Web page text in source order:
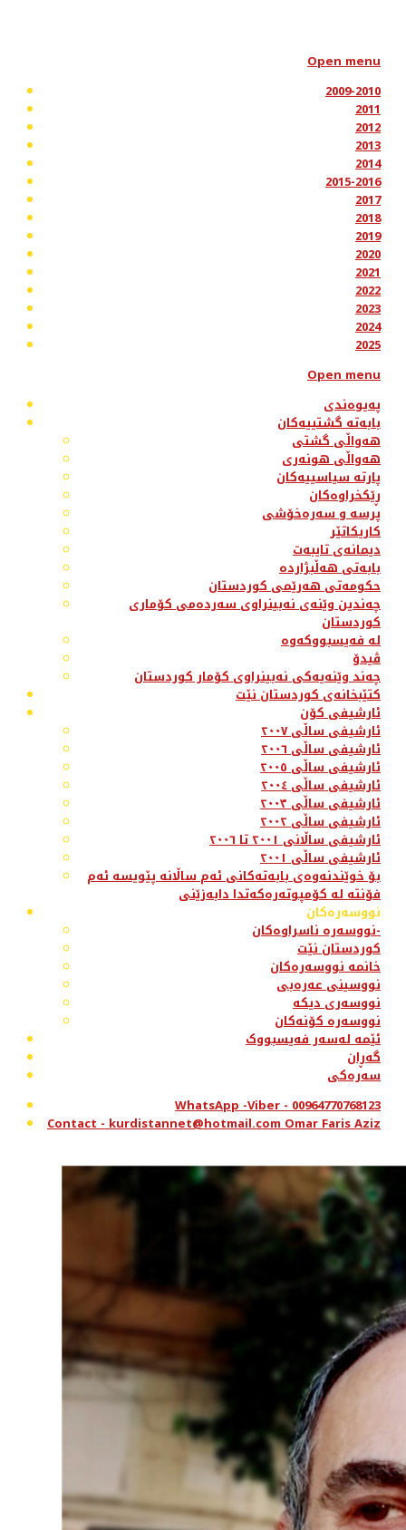
Open menu
2009-2010
2011
2012
2013
2014
2015-2016
2017
2018
2019
2020
2021
2022
2023
2024
2025
Open menu
پەیوەندی
بابەتە گشتییەکان
هەواڵی گشتی
هەواڵی هونەری
پارتە سیاسییەکان
ڕێکخراوەکان
پرسە و سەرەخۆشی
کاریکاتێر
دیمانەی تایبەت
بابەتی هەڵبژاردە
حکومەتی هەرێمی کوردستان
چەندین وێنەی نەبینراوی سەردەمی کۆماری
کوردستان
لە فەیسبووکەوە
ڤیدۆ
چەند وێنەیەکی نەبینراوی کۆمار کوردستان
کتێبخانەی کوردستان نێت
ئارشیفی کۆن
ئارشیفی ساڵی ٢٠٠٧
ئارشیفی ساڵی ٢٠٠٦
ئارشیفی ساڵی ٢٠٠٥
ئارشیفی ساڵی ٢٠٠٤
ئارشیفی ساڵی ٢٠٠٣
ئارشیفی ساڵی ٢٠٠٢
ئارشیفی ساڵانی ٢٠٠١ تا ٢٠٠٦
ئارشیفی ساڵی ٢٠٠١
بۆ خوێندنەوەی بابەتەکانی ئەم ساڵانە پێویسە ئەم
فۆنتە لە کۆمپوتەرەکەتدا دابەزێنی
نووسەرەکان
نووسەرە ناسراوەکان-
کوردستان نێت
خانمە نووسەرەکان
نووسینی عەرەبی
نووسەری دیکە
نووسەرە کۆنەکان
ئێمە لەسەر فەیسبووک
گەڕان
سەرەکی
WhatsApp -Viber - 00964770768123
Contact - kurdistannet@hotmail.com Omar Faris Aziz